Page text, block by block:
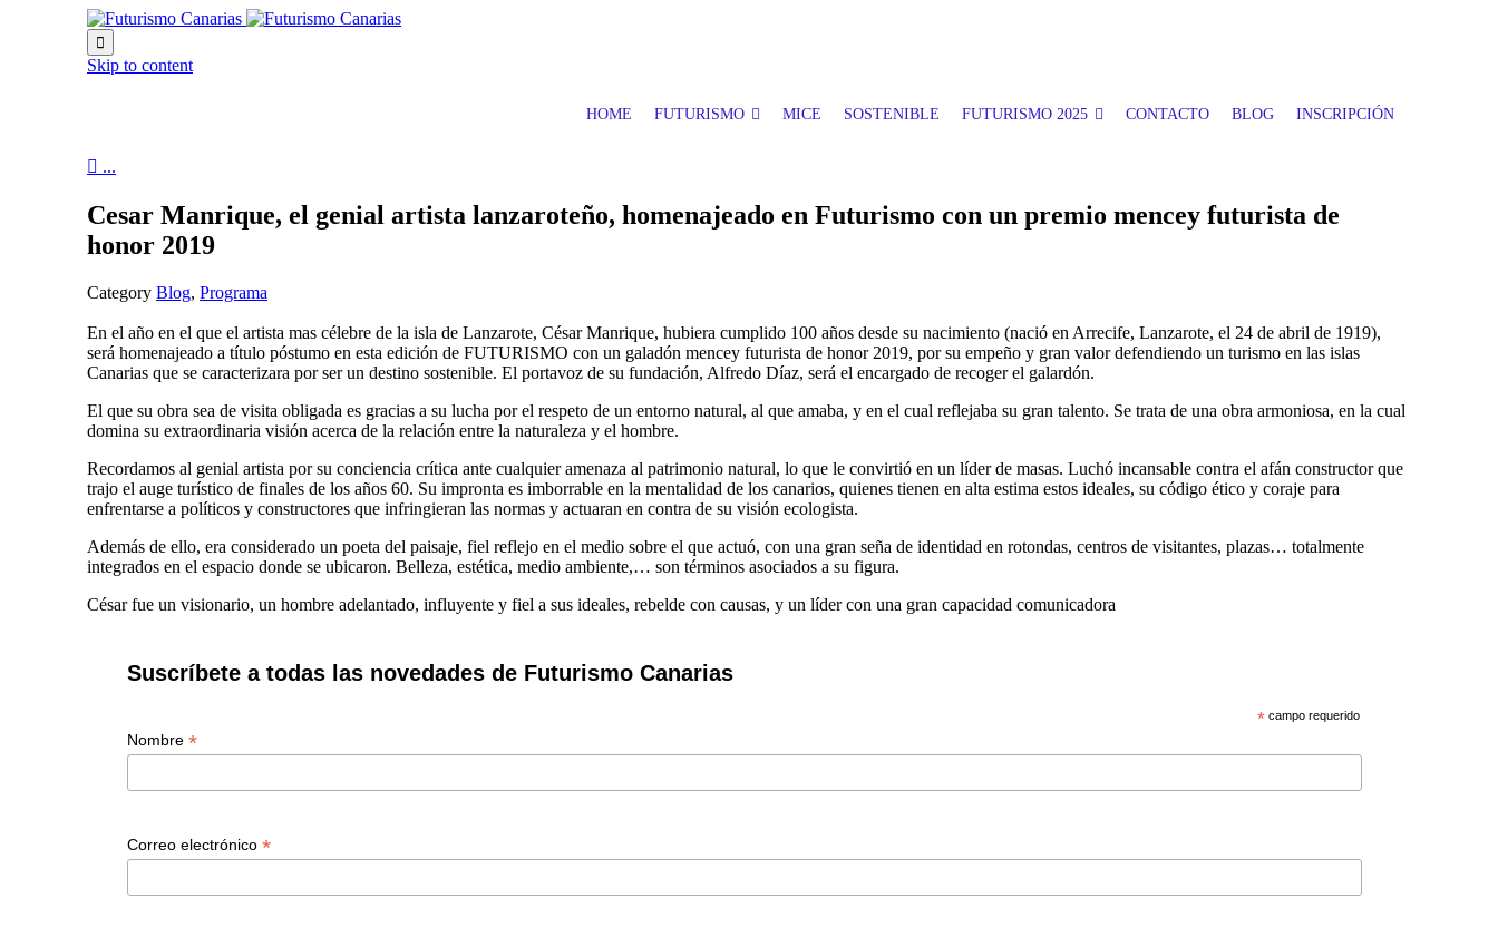

Skip to content
HOME FUTURISMO MICE SOSTENIBLE FUTURISMO 2025 CONTACTO BLOG INSCRIPCIÓN
 ...
Cesar Manrique, el genial artista lanzaroteño, homenajeado en Futurismo con un premio mencey futurista de
honor 2019
Category Blog, Programa
En el año en el que el artista mas célebre de la isla de Lanzarote, César Manrique, hubiera cumplido 100 años desde su nacimiento (nació en Arrecife, Lanzarote, el 24 de abril de 1919),
será homenajeado a título póstumo en esta edición de FUTURISMO con un galadón mencey futurista de honor 2019, por su empeño y gran valor defendiendo un turismo en las islas
Canarias que se caracterizara por ser un destino sostenible. El portavoz de su fundación, Alfredo Díaz, será el encargado de recoger el galardón.
El que su obra sea de visita obligada es gracias a su lucha por el respeto de un entorno natural, al que amaba, y en el cual reflejaba su gran talento. Se trata de una obra armoniosa, en la cual
domina su extraordinaria visión acerca de la relación entre la naturaleza y el hombre.
Recordamos al genial artista por su conciencia crítica ante cualquier amenaza al patrimonio natural, lo que le convirtió en un líder de masas. Luchó incansable contra el afán constructor que
trajo el auge turístico de finales de los años 60. Su impronta es imborrable en la mentalidad de los canarios, quienes tienen en alta estima estos ideales, su código ético y coraje para
enfrentarse a políticos y constructores que infringieran las normas y actuaran en contra de su visión ecologista.
Además de ello, era considerado un poeta del paisaje, fiel reflejo en el medio sobre el que actuó, con una gran seña de identidad en rotondas, centros de visitantes, plazas… totalmente
integrados en el espacio donde se ubicaron. Belleza, estética, medio ambiente,… son términos asociados a su figura.
César fue un visionario, un hombre adelantado, influyente y fiel a sus ideales, rebelde con causas, y un líder con una gran capacidad comunicadora
Suscríbete a todas las novedades de Futurismo Canarias
*campo requerido
Nombre *
Correo electrónico *